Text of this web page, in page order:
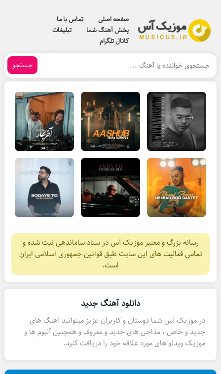
صفحه اصلی
تماس با ما
پخش آهنگ شما
تبلیغات
کانال تلگرام
جستجو
رسانه بزرگ و معتبر موزیک آس در ستاد ساماندهی ثبت شده و
تمامی فعالیت های این سایت طبق قوانین جمهوری اسلامی ایران
است.
دانلود آهنگ جدید
در موزیک آس شما دوستان و کاربران عزیز میتوانید آهنگ های
جدید و خاص ، مداحی های جدید و معروف و همچنین آلبوم ها و
موزیک ویدئو های مورد علاقه خود را دریافت کنید.